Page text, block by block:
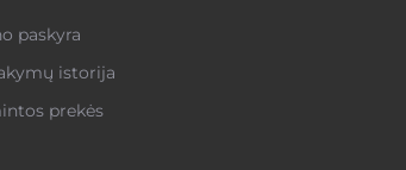
paskyra
istorija
prekės